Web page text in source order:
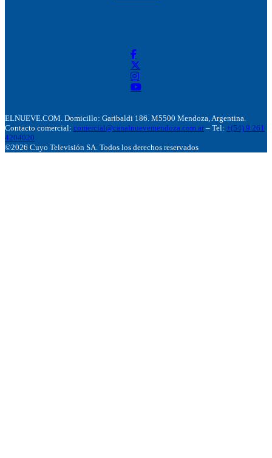
ELNUEVE.COM. Domicillo: Garibaldi 186. M5500 Mendoza, Argentina.
Contacto comercial: comercial@canalnuevemendoza.com.ar – Tel: +(54) 9 261
4204020
©2026 Cuyo Televisión SA. Todos los derechos reservados